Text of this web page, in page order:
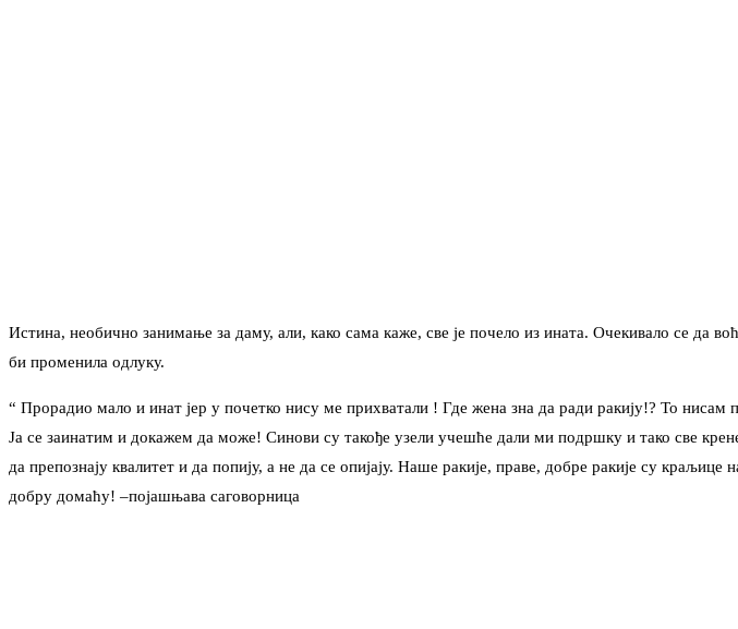
Истина, необично занимање за даму, али, како сама каже, све је почело из ината. Очекивало се да
би променила одлуку.
“ Прорадио мало и инат јер у почетко нису ме прихватали ! Где жена зна да ради ракију!? То
Ја се заинатим и докажем да може! Синови су такође узели учешће дали ми подршку и тако све
да препознају квалитет и да попију, а не да се опијају. Наше ракије, праве, добре ракије су
добру домаћу! –појашњава саговорница